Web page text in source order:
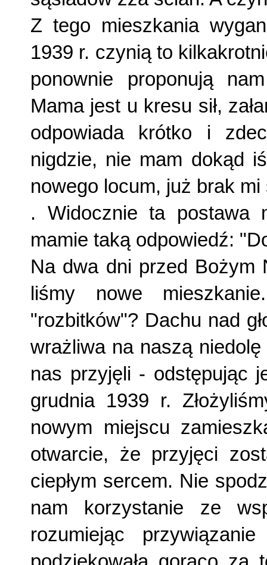
Z tego mieszkania
1939 r. czynią to
ponownie proponują
Mama jest u kresu sił,
od­powiada krótko i
nigdzie, nie mam dokąd
nowego locum, już brak mi
. Widocznie ta postawa
mamie taką odpowiedź:
Na dwa dni przed Bożym
liśmy nowe
"rozbitków"? Dachu nad
wrażliwa na naszą
nas przyjęli - odstępując
grudnia 1939 r.
nowym miejscu
otwarcie, że przyjęci
ciepłym sercem. Nie
nam korzystanie ze
rozumiejąc